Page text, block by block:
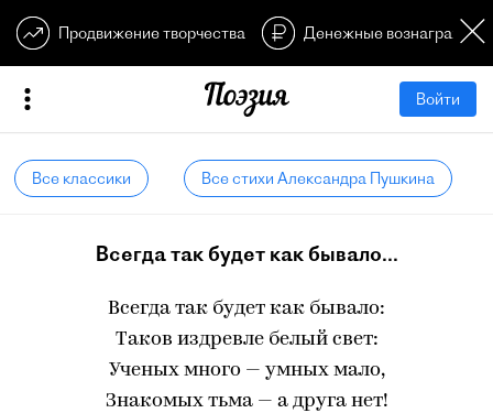
Продвижение творчества Денежные
Войти
Все классики Все стихи Александра Пушкина
Всегда так будет как бывало...
Всегда так будет как бывало:
Таков издревле белый свет:
Ученых много — умных мало,
Знакомых тьма — а друга нет!